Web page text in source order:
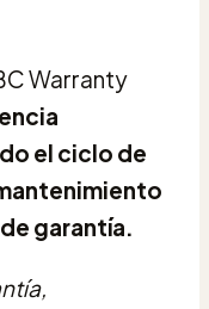
Warranty
el ciclo de
garantía.